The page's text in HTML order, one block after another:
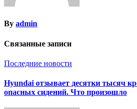
By admin
Связанные записи
Последние новости
Hyundai отзывает десятки тысяч
опасных сидений. Что произошло